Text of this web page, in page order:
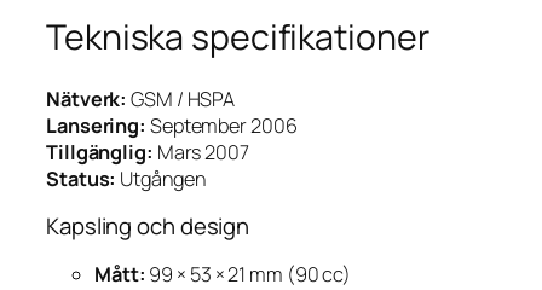
Tekniska specifikationer
Nätverk: GSM / HSPA
Lansering: September 2006
Tillgänglig: Mars 2007
Status: Utgången
Kapsling och design
Mått: 99 × 53 × 21 mm (90 cc)